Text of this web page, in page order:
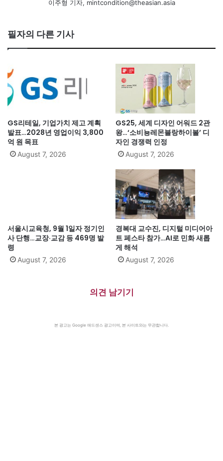
이주형 기자, mintcondition@theasian.asia
필자의 다른 기사
GS리테일, 기업가치 제고 계획
발표…2028년 영업이익 3,800
억 원 목표
August 7, 2026
GS25, 세계 디자인 어워드 2관
왕…‘소비뇽레몬블랑하이볼’ 디
자인 경쟁력 인정
August 7, 2026
서울시교육청, 9월 1일자 정기인
사 단행…교장·교감 등 469명 발
령
August 7, 2026
경복대 교수진, 디지털 미디어아
트 페스타 참가…AI로 민화 새롭
게 해석
August 7, 2026
의견 남기기
본 광고는 Google 애드센스 광고이며, 본 사이트와는 무관합니다.